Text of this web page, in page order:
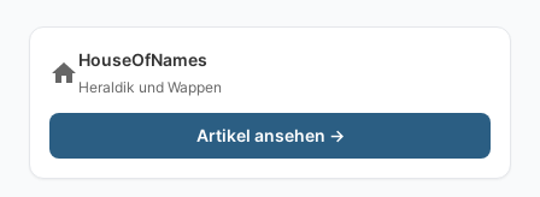
HouseOfNames
Heraldik und Wappen
Artikel ansehen →